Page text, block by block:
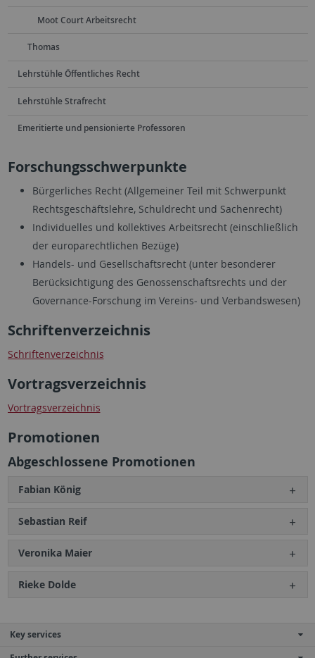
Moot Court Arbeitsrecht
Thomas
Lehrstühle Öffentliches Recht
Lehrstühle Strafrecht
Emeritierte und pensionierte Professoren
Forschungsschwerpunkte
Bürgerliches Recht (Allgemeiner Teil mit Schwerpunkt
Rechtsgeschäftslehre, Schuldrecht und Sachenrecht)
Individuelles und kollektives Arbeitsrecht (einschließlich
der europarechtlichen Bezüge)
Handels- und Gesellschaftsrecht (unter besonderer
Berücksichtigung des Genossenschaftsrechts und der
Governance-Forschung im Vereins- und Verbandswesen)
Schriftenverzeichnis
Schriftenverzeichnis
Vortragsverzeichnis
Vortragsverzeichnis
Promotionen
Abgeschlossene Promotionen
Fabian König
Sebastian Reif
Veronika Maier
Rieke Dolde
Key services